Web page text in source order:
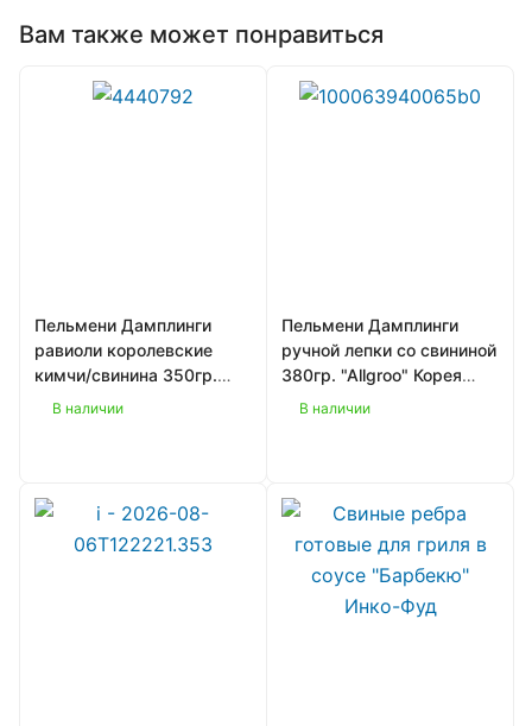
Вам также может понравиться
Пельмени Дамплинги
равиоли королевские
кимчи/свинина 350гр.
"Bibigo" Корея 1/8
В наличии
Пельмени Дамплинги
ручной лепки со свининой
380гр. "Allgroo" Корея
1/16В наличии